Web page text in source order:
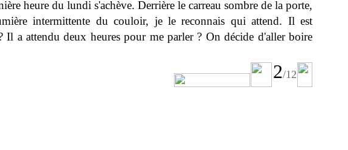
heure du lundi s'achève. Derrière le carreau sombre de la porte,
intermittente du couloir, je le reconnais qui attend. Il est
Il a attendu deux heures pour me parler ? On décide d'aller boire
2/12